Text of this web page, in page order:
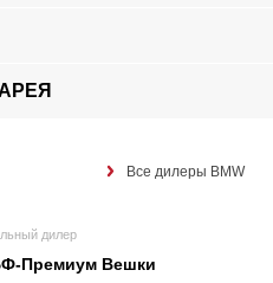
Все дилеры BMW
дилер
Премиум Вешки